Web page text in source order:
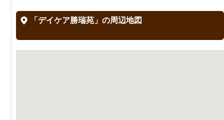
「デイケア勝瑞苑」の周辺地図